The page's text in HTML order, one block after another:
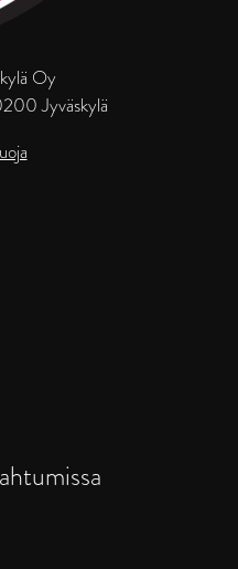
Oy
Jyväskylä